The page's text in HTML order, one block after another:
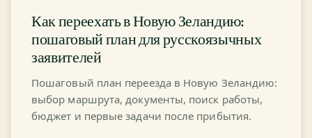
Как переехать в Новую Зеландию:
пошаговый план для русскоязычных
заявителей
Пошаговый план переезда в Новую Зеландию:
выбор маршрута, документы, поиск работы,
бюджет и первые задачи после прибытия.